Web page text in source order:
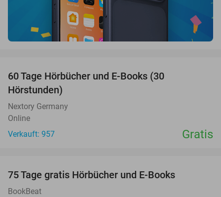
60 Tage Hörbücher und E-Books (30
Hörstunden)
Nextory Germany
Online
Verkauft: 957
Gratis
75 Tage gratis Hörbücher und E-Books
BookBeat